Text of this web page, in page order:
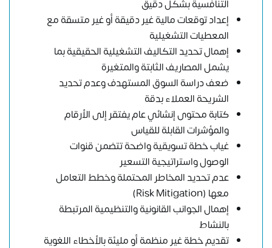
التنافسية بشكل دقيق
إعداد توقعات مالية غير دقيقة أو غير متسقة مع
المعطيات التشغيلية
إهمال تحديد التكاليف التشغيلية الحقيقية بما
يشمل المصاريف الثابتة والمتغيرة
ضعف دراسة السوق المستهدف وعدم تحديد
الشريحة العملاء بدقة
كتابة محتوى إنشائي عام يفتقر إلى الأرقام
والمؤشرات القابلة للقياس
غياب خطة تسويقية واضحة تتضمن قنوات
الوصول واستراتيجية التسعير
عدم تحديد المخاطر المحتملة وخطط التعامل
معها (Risk Mitigation)
إهمال الجوانب القانونية والتنظيمية المرتبطة
بالنشاط
تقديم خطة غير منظمة أو مليئة بالأخطاء اللغوية